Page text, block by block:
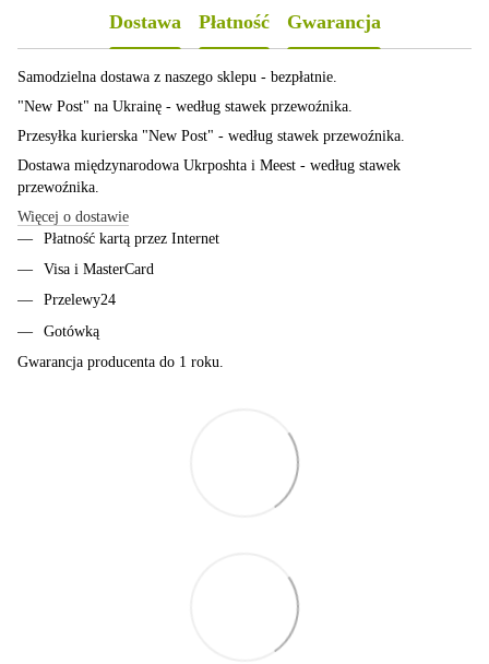
Dostawa Płatność Gwarancja
Samodzielna dostawa z naszego sklepu - bezpłatnie.
"New Post" na Ukrainę - według stawek przewoźnika.
Przesyłka kurierska "New Post" - według stawek przewoźnika.
Dostawa międzynarodowa Ukrposhta i Meest - według stawek
przewoźnika.
Więcej o dostawie
Płatność kartą przez Internet
Visa i MasterCard
Przelewy24
Gotówką
Gwarancja producenta do 1 roku.